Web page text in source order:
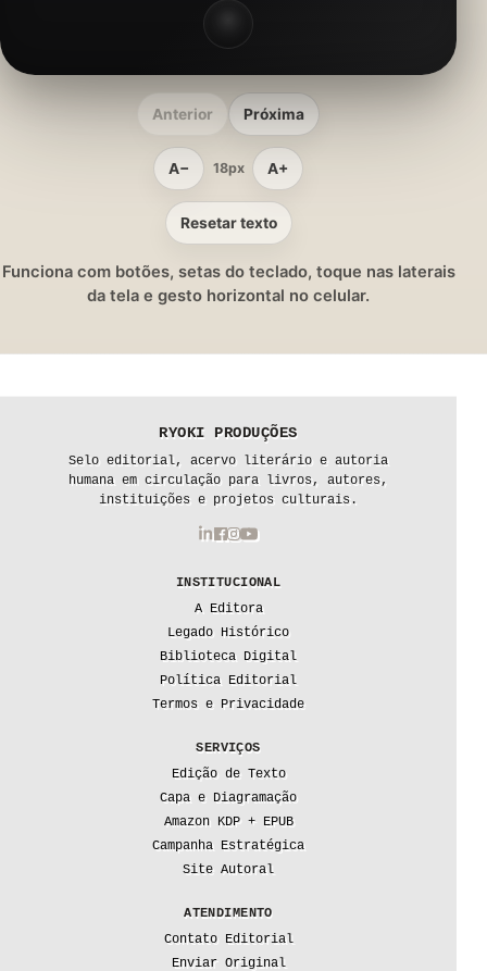
Anterior Próxima
A− 18px A+
Resetar texto
Funciona com botões, setas do teclado, toque nas laterais
da tela e gesto horizontal no celular.
RYOKI PRODUÇÕES
Selo editorial, acervo literário e autoria
humana em circulação para livros, autores,
instituições e projetos culturais.
INSTITUCIONAL
A Editora
Legado Histórico
Biblioteca Digital
Política Editorial
Termos e Privacidade
SERVIÇOS
Edição de Texto
Capa e Diagramação
Amazon KDP + EPUB
Campanha Estratégica
Site Autoral
ATENDIMENTO
Contato Editorial
Enviar Original